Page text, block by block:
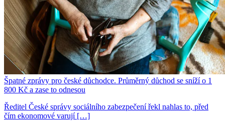
Špatné zprávy pro české důchodce. Průměrný důchod se sníží o 1
800 Kč a zase to odnesou
Ředitel České správy sociálního zabezpečení řekl nahlas to, před
čím ekonomové varují […]